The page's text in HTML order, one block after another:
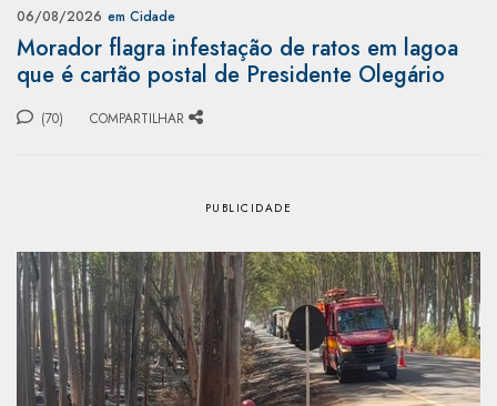
06/08/2026 em Cidade
Morador flagra infestação de ratos em lagoa
que é cartão postal de Presidente Olegário
(70) COMPARTILHAR